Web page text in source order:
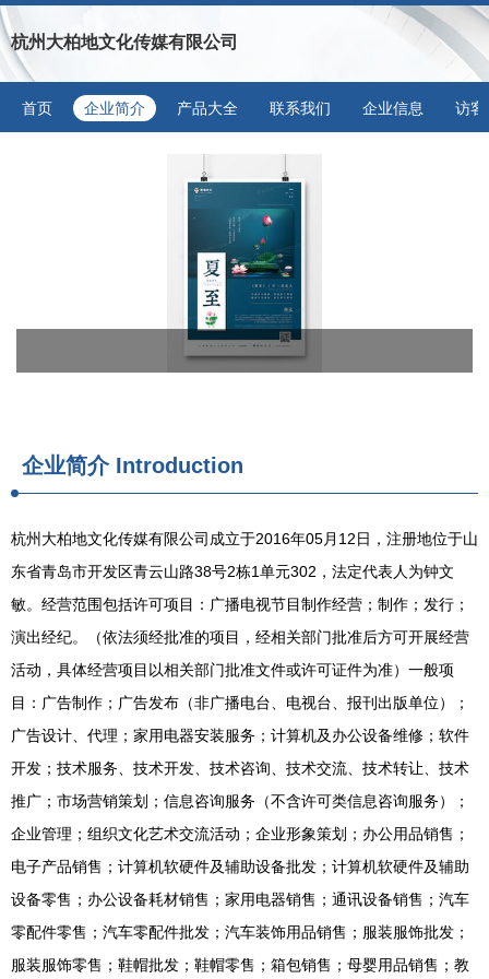
杭州大柏地文化传媒有限公司
首页 企业简介 产品大全 联系我们 企业信息 访客
企业简介 Introduction
杭州大柏地文化传媒有限公司成立于2016年05月12日，注册地位于山
东省青岛市开发区青云山路38号2栋1单元302，法定代表人为钟文
敏。经营范围包括许可项目：广播电视节目制作经营；制作；发行；
演出经纪。（依法须经批准的项目，经相关部门批准后方可开展经营
活动，具体经营项目以相关部门批准文件或许可证件为准）一般项
目：广告制作；广告发布（非广播电台、电视台、报刊出版单位）；
广告设计、代理；家用电器安装服务；计算机及办公设备维修；软件
开发；技术服务、技术开发、技术咨询、技术交流、技术转让、技术
推广；市场营销策划；信息咨询服务（不含许可类信息咨询服务）；
企业管理；组织文化艺术交流活动；企业形象策划；办公用品销售；
电子产品销售；计算机软硬件及辅助设备批发；计算机软硬件及辅助
设备零售；办公设备耗材销售；家用电器销售；通讯设备销售；汽车
零配件零售；汽车零配件批发；汽车装饰用品销售；服装服饰批发；
服装服饰零售；鞋帽批发；鞋帽零售；箱包销售；母婴用品销售；教